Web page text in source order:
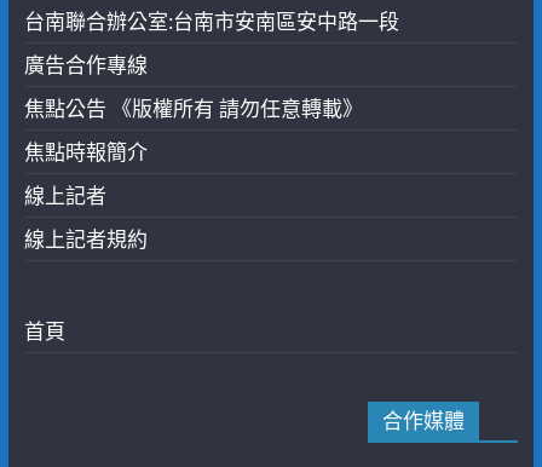
台南聯合辦公室:台南市安南區安中路一段
廣告合作專線
焦點公告 《版權所有 請勿任意轉載》
焦點時報簡介
線上記者
線上記者規約
首頁
合作媒體